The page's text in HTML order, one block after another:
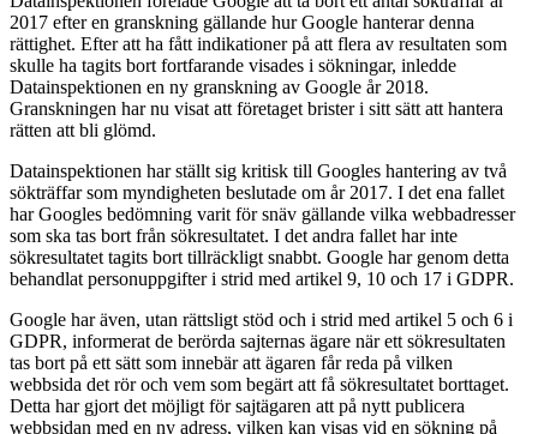
2017 efter en granskning gällande hur Google hanterar denna
rättighet. Efter att ha fått indikationer på att flera av resultaten som
skulle ha tagits bort fortfarande visades i sökningar, inledde
Datainspektionen en ny granskning av Google år 2018.
Granskningen har nu visat att företaget brister i sitt sätt att hantera
rätten att bli glömd.
Datainspektionen har ställt sig kritisk till Googles hantering av två
sökträffar som myndigheten beslutade om år 2017. I det ena fallet
har Googles bedömning varit för snäv gällande vilka webbadresser
som ska tas bort från sökresultatet. I det andra fallet har inte
sökresultatet tagits bort tillräckligt snabbt. Google har genom detta
behandlat personuppgifter i strid med artikel 9, 10 och 17 i GDPR.
Google har även, utan rättsligt stöd och i strid med artikel 5 och 6 i
GDPR, informerat de berörda sajternas ägare när ett sökresultaten
tas bort på ett sätt som innebär att ägaren får reda på vilken
webbsida det rör och vem som begärt att få sökresultatet borttaget.
Detta har gjort det möjligt för sajtägaren att på nytt publicera
webbsidan med en ny adress, vilken kan visas vid en sökning på